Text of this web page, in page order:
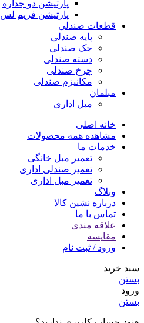
پارتیشن دو جداره
پارتیشن فریم لس
قطعات صندلی
پایه صندلی
جک صندلی
دسته صندلی
چرخ صندلی
مکانیزم صندلی
مبلمان
مبل اداری
خانه اصلی
مشاهده همه محصولات
خدمات ما
تعمیر مبل خانگی
تعمیر صندلی اداری
تعمیر مبل اداری
وبلاگ
درباره نشین کالا
تماس با ما
علاقه مندی
مقایسه
ورود / ثبت نام
سبد خرید
بستن
ورود
بستن